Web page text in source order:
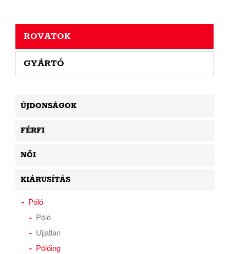
ROVATOK
GYÁRTÓ
ÚJDONSÁGOK
FÉRFI
NŐI
KIÁRUSÍTÁS
Póló
Póló
Ujjatlan
Pólóing